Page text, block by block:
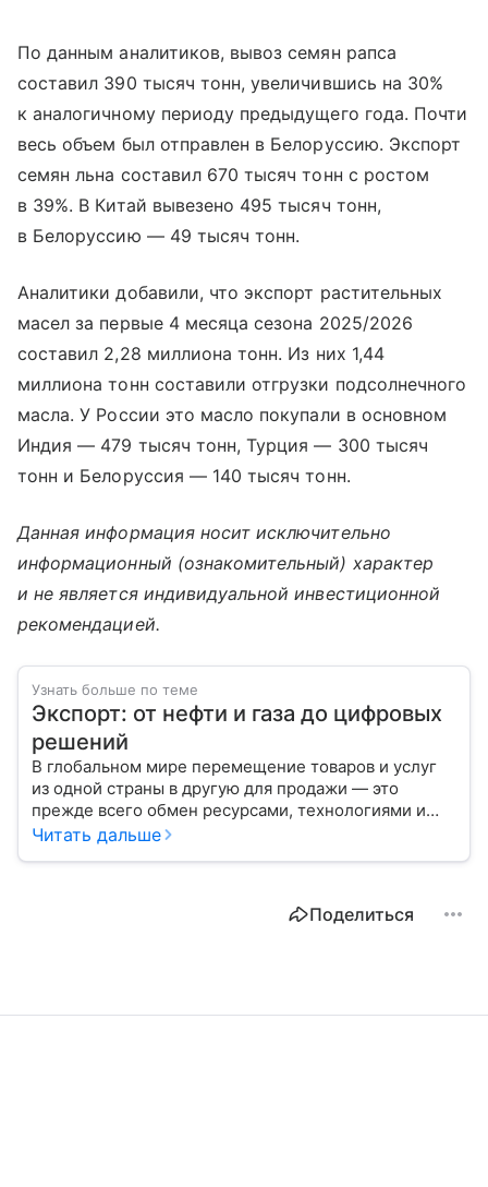
По данным аналитиков, вывоз семян рапса
составил 390 тысяч тонн, увеличившись на 30%
к аналогичному периоду предыдущего года. Почти
весь объем был отправлен в Белоруссию. Экспорт
семян льна составил 670 тысяч тонн с ростом
в 39%. В Китай вывезено 495 тысяч тонн,
в Белоруссию — 49 тысяч тонн.
Аналитики добавили, что экспорт растительных
масел за первые 4 месяца сезона 2025/2026
составил 2,28 миллиона тонн. Из них 1,44
миллиона тонн составили отгрузки подсолнечного
масла. У России это масло покупали в основном
Индия — 479 тысяч тонн, Турция — 300 тысяч
тонн и Белоруссия — 140 тысяч тонн.
Данная информация носит исключительно
информационный (ознакомительный) характер
и не является индивидуальной инвестиционной
рекомендацией.
Узнать больше по теме
Экспорт: от нефти и газа до цифровых
решений
В глобальном мире перемещение товаров и услуг
из одной страны в другую для продажи — это
прежде всего обмен ресурсами, технологиями и
культурой. В статье разберем, как работает экспорт
Читать дальше
Поделиться